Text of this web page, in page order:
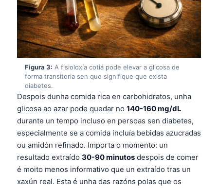
Figura 3: A fisioloxía cotiá pode elevar a glicosa de
forma transitoria sen que signifique que exista
diabetes.
Despois dunha comida rica en carbohidratos, unha
glicosa ao azar pode quedar no 140-160 mg/dL
durante un tempo incluso en persoas sen diabetes,
especialmente se a comida incluía bebidas azucradas
ou amidón refinado. Importa o momento: un
resultado extraído 30-90 minutos despois de comer
é moito menos informativo que un extraído tras un
xaxún real. Esta é unha das razóns polas que os